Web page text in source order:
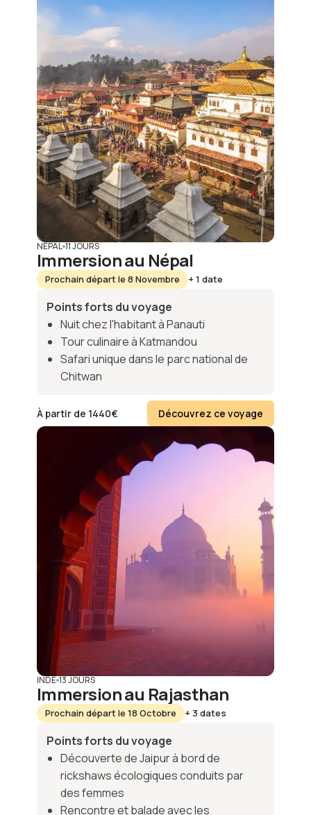
NÉPAL 11 JOURS
Immersion au Népal
Prochain départ le 8 Novembre + 1 date
Points forts du voyage
Nuit chez l'habitant à Panauti
Tour culinaire à Katmandou
Safari unique dans le parc national de
Chitwan
À partir de 1440€ Découvrez ce voyage
INDE 13 JOURS
Immersion au Rajasthan
Prochain départ le 18 Octobre + 3 dates
Points forts du voyage
Découverte de Jaipur à bord de
rickshaws écologiques conduits par
des femmes
Rencontre et balade avec les